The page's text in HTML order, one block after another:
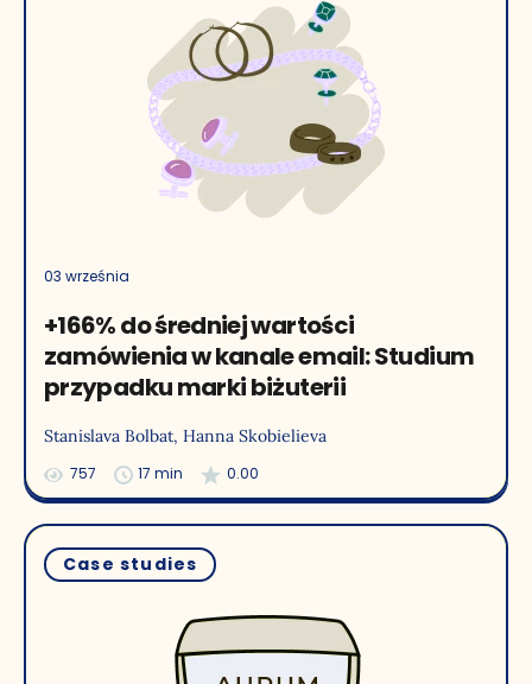
03 września
+166% do średniej wartości
zamówienia w kanale email: Studium
przypadku marki biżuterii
Stanislava Bolbat, Hanna Skobielieva
757 17 min 0.00
Case studies